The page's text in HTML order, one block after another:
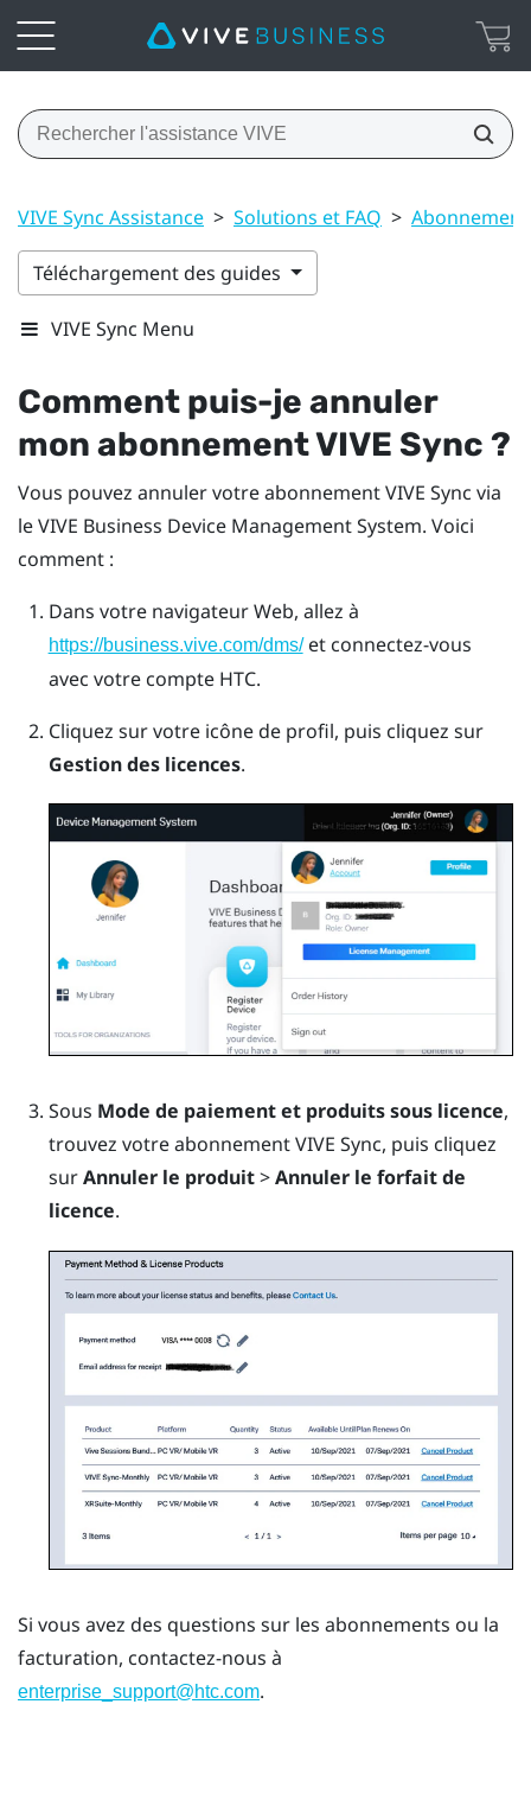
VIVE Sync Assistance > Solutions et FAQ >
Téléchargement des guides
VIVE Sync Menu
Comment puis-je annuler
mon abonnementVIVE Sync ?
Vous pouvez annuler votre abonnementVIVE Sync via
leVIVE Business Device Management System. Voici
comment :
Dans votre navigateur Web, allez à
https://business.vive.com/dms/et connectez-vous
avec votre compte HTC.
Cliquez sur votre icône de profil, puis cliquez sur
Gestion des licences.
Sous Mode de paiement et produits sous licence,
trouvez votre abonnementVIVE Sync, puis cliquez
surAnnuler le produit>Annuler le forfait de
licence.
Si vous avez des questions sur les abonnements ou la
facturation, contactez-nous à
enterprise_support@htc.com.